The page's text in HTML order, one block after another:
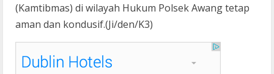
(Kamtibmas) di wilayah Hukum Polsek Awang tetap
aman dan kondusif.(Ji/den/K3)